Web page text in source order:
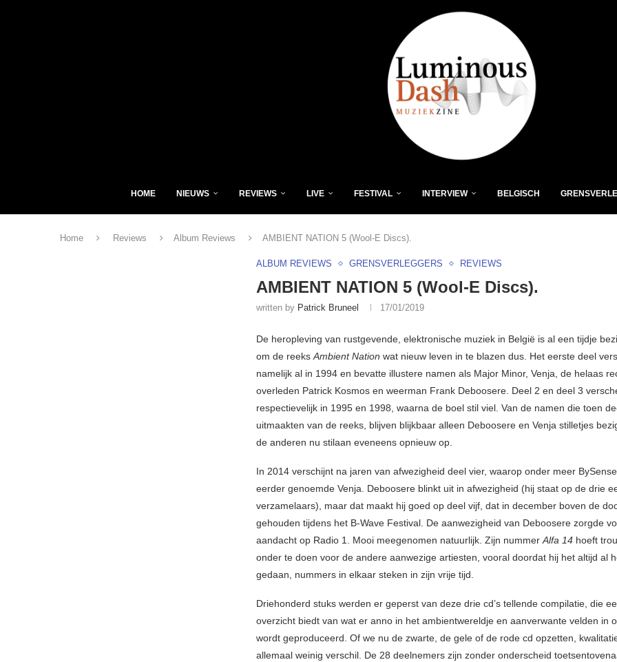
HOME NIEUWS REVIEWS LIVE FESTIVAL INTERVIEW BELGISCH
Home Reviews Album Reviews AMBIENT NATION 5 (Wool-E Discs) .
ALBUM REVIEWS GRENSVERLEGGERS REVIEWS
AMBIENT NATION 5 (Wool-E Discs) .
written by Patrick Bruneel 17/01/2019
De heropleving van rustgevende, elektronische muziek in België is al een tijdje
om de reeksAmbient Nation wat nieuw leven in te blazen dus. Het eerste deel
namelijk al in 1994 en bevatte illustere namen als Major Minor, Venja, de helaas
overleden Patrick Kosmos en weerman Frank Deboosere. Deel 2 en deel 3
respectievelijk in 1995 en 1998, waarna de boel stil viel. Van de namen die toen
uitmaakten van de reeks, blijven blijkbaar alleen Deboosere en Venja stilletjes
de anderen nu stilaan eveneens opnieuw op.
In 2014 verschijnt na jaren van afwezigheid deel vier, waarop onder meer
eerder genoemde Venja. Deboosere blinkt uit in afwezigheid (hij staat op de drie
verzamelaars), maar dat maakt hij goed op deel vijf, dat in december boven de
gehouden tijdens het B-Wave Festival. De aanwezigheid van Deboosere zorgde
aandacht op Radio 1. Mooi meegenomen natuurlijk. Zijn nummerAlfa 14 hoeft
onder te doen voor de andere aanwezige artiesten, vooral doordat hij het altijd al
gedaan, nummers in elkaar steken in zijn vrije tijd.
Driehonderd stuks werden er geperst van deze drie cd’s tellende compilatie, die
overzicht biedt van wat er anno in het ambientwereldje en aanverwante velden in
wordt geproduceerd. Of we nu de zwarte, de gele of de rode cd opzetten,
allemaal weinig verschil. De 28 deelnemers zijn zonder onderscheid